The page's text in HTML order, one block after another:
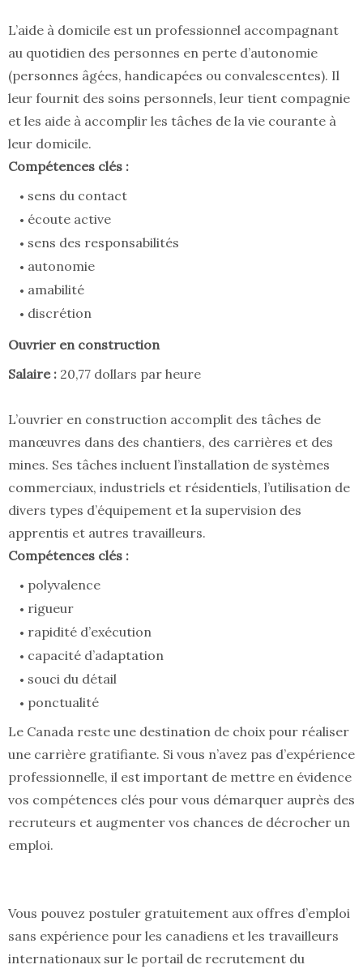
L’aide à domicile est un professionnel accompagnant
au quotidien des personnes en perte d’autonomie
(personnes âgées, handicapées ou convalescentes). Il
leur fournit des soins personnels, leur tient compagnie
et les aide à accomplir les tâches de la vie courante à
leur domicile.
Compétences clés :
sens du contact
écoute active
sens des responsabilités
autonomie
amabilité
discrétion
Ouvrier en construction
Salaire : 20,77 dollars par heure
L’ouvrier en construction accomplit des tâches de
manœuvres dans des chantiers, des carrières et des
mines. Ses tâches incluent l’installation de systèmes
commerciaux, industriels et résidentiels, l’utilisation de
divers types d’équipement et la supervision des
apprentis et autres travailleurs.
Compétences clés :
polyvalence
rigueur
rapidité d’exécution
capacité d’adaptation
souci du détail
ponctualité
Le Canada reste une destination de choix pour réaliser
une carrière gratifiante. Si vous n’avez pas d’expérience
professionnelle, il est important de mettre en évidence
vos compétences clés pour vous démarquer auprès des
recruteurs et augmenter vos chances de décrocher un
emploi.
Vous pouvez postuler gratuitement aux offres d’emploi
sans expérience pour les canadiens et les travailleurs
internationaux sur le portail de recrutement du